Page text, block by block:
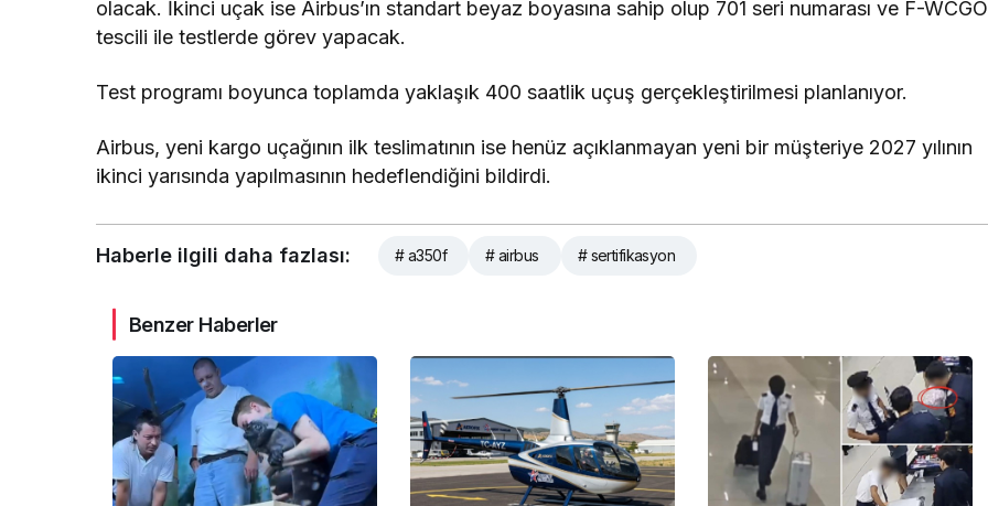
olacak. İkinci uçak ise Airbus’ın standart beyaz boyasına sahip olup 701 seri numarası ve F-WCGO
tescili ile testlerde görev yapacak.
Test programı boyunca toplamda yaklaşık 400 saatlik uçuş gerçekleştirilmesi planlanıyor.
Airbus, yeni kargo uçağının ilk teslimatının ise henüz açıklanmayan yeni bir müşteriye 2027 yılının
ikinci yarısında yapılmasının hedeflendiğini bildirdi.
Haberle ilgili daha fazlası: # a350f # airbus # sertifikasyon
Benzer Haberler